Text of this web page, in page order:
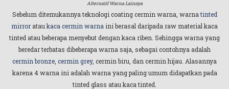
Alternatif Warna Lainnya
Sebelum ditemukannya teknologi coating cermin warna, warnatinted
mirror atau kaca cermin warna ini berasal daripada raw material kaca
tinted atau beberapa menyebut dengan kaca riben. Sehingga warna yang
beredar terbatas dibeberapa warna saja, sebagai contohnya adalah
cermin bronze cermin grey, cermin biru, dan cermin hijau. Alasannya
karena 4 warna ini adalah warna yang paling umum didapatkan pada
tinted glass atau kaca tinted.